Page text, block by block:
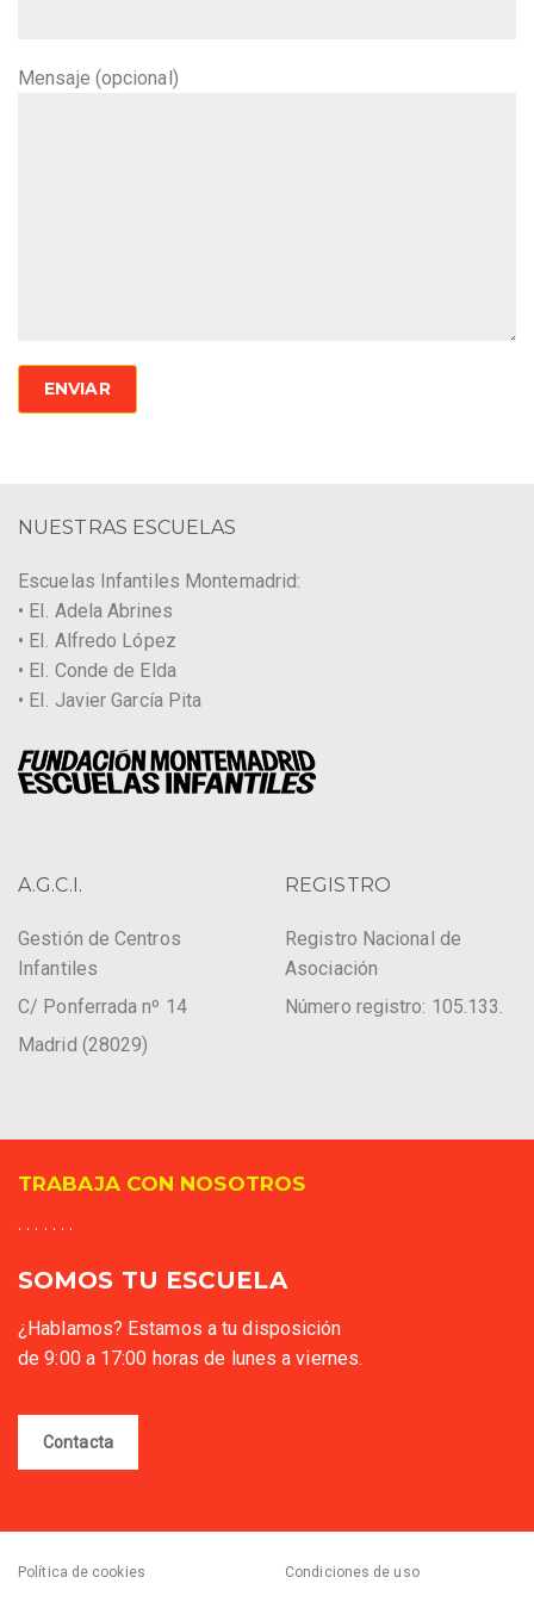
Mensaje (opcional)
NUESTRAS ESCUELAS
Escuelas Infantiles Montemadrid:
• EI. Adela Abrines
• EI. Alfredo López
• EI. Conde de Elda
• EI. Javier García Pita
A.G.C.I.
Gestión de Centros
Infantiles
C/ Ponferrada nº 14
Madrid (28029)
REGISTRO
Registro Nacional de
Asociación
Número registro: 105.133.
TRABAJA CON NOSOTROS
. . . . . . .
SOMOS TU ESCUELA
¿Hablamos? Estamos a tu disposición
de 9:00 a 17:00 horas de lunes a viernes.
Contacta
Política de cookies Condiciones de uso